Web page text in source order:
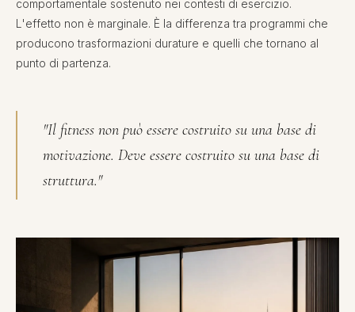
comportamentale sostenuto nei contesti di esercizio.
L'effetto non è marginale. È la differenza tra programmi che
producono trasformazioni durature e quelli che tornano al
punto di partenza.
"Il fitness non può essere costruito su una base di
motivazione. Deve essere costruito su una base di
struttura."